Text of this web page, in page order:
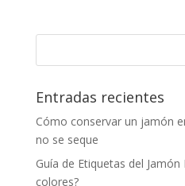
Entradas recientes
Cómo conservar un jamón
no se seque
Guía de Etiquetas del
colores?